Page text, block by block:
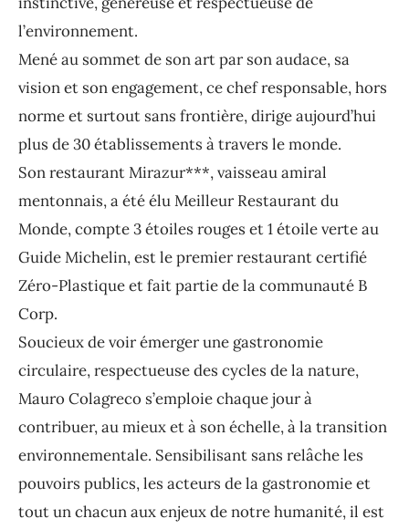
l’environnement.
Mené au sommet de son art par son audace, sa
vision et son engagement, ce chef responsable, hors
norme et surtout sans frontière, dirige aujourd’hui
plus de 30 établissements à travers le monde.
Son restaurant Mirazur***, vaisseau amiral
mentonnais, a été élu Meilleur Restaurant du
Monde, compte 3 étoiles rouges et 1 étoile verte au
Guide Michelin, est le premier restaurant certifié
Zéro-Plastique et fait partie de la communauté B
Corp.
Soucieux de voir émerger une gastronomie
circulaire, respectueuse des cycles de la nature,
Mauro Colagreco s’emploie chaque jour à
contribuer, au mieux et à son échelle, à la transition
environnementale. Sensibilisant sans relâche les
pouvoirs publics, les acteurs de la gastronomie et
tout un chacun aux enjeux de notre humanité, il est